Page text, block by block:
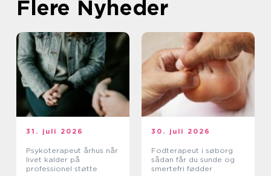
Flere Nyheder
31. juli 2026
Psykoterapeut århus når
livet kalder på
professionel støtte
30. juli 2026
Fodterapeut i søborg
sådan får du sunde og
smertefri fødder